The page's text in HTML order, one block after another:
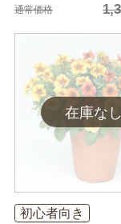
通常価格
初心者向き